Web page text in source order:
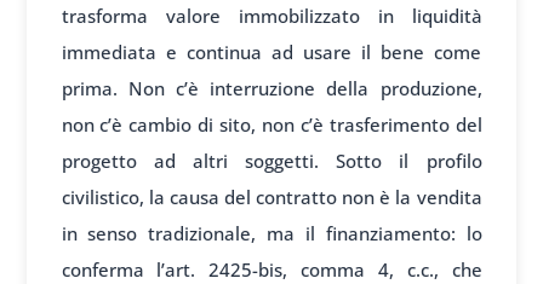
trasforma valore immobilizzato in liquidità
immediata e continua ad usare il bene come
prima. Non c’è interruzione della produzione,
non c’è cambio di sito, non c’è trasferimento del
progetto ad altri soggetti. Sotto il profilo
civilistico, la causa del contratto non è la vendita
in senso tradizionale, ma il finanziamento: lo
conferma l’art. 2425-bis, comma 4, c.c., che